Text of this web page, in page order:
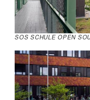
SOS SCHULE OPEN